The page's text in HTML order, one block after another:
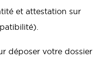
et attestation sur
déposer votre dossier